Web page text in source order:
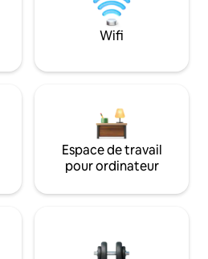
Wifi
Espace de travail
pour ordinateur